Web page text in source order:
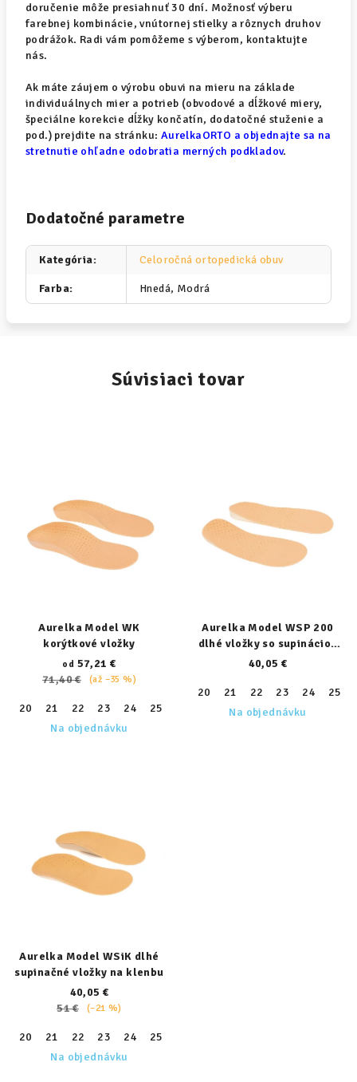
doručenie môže presiahnuť 30 dní. Možnosť výberu
farebnej kombinácie, vnútornej stielky a rôznych druhov
podrážok. Radi vám pomôžeme s výberom, kontaktujte
nás.
Ak máte záujem o výrobu obuvi na mieru na základe
individuálnych mier a potrieb (obvodové a dĺžkové miery,
špeciálne korekcie dĺžky končatín, dodatočné stuženie a
pod.) prejdite na stránku: AurelkaORTO a objednajte sa na
stretnutie ohľadne odobratia merných podkladov.
Dodatočné parametre
Kategória: Celoročná ortopedická obuv
Farba: Hnedá, Modrá
Súvisiaci tovar
Aurelka Model WK
korýtkové vložky
od 57,21 €
71,40 €
(až –35 %)
20 21 22 23 24 25 28 29 30
Na objednávku
Aurelka Model WSP 200
dlhé vložky so supináciou
päty
40,05 €
20 21 22 23 24 25
Na objednávku
Aurelka Model WSiK dlhé
supinačné vložky na klenbu
40,05 €
51 €
(–21 %)
20 21 22 23 24 25
Na objednávku